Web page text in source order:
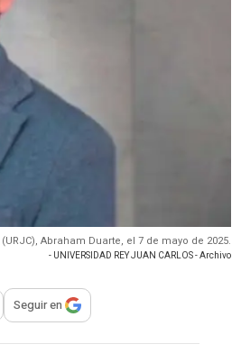
Abraham Duarte, el 7 de mayo de 2025.
- UNIVERSIDAD REY JUAN CARLOS - Archivo
para compartir
Seguir en